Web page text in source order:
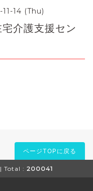
14 (Thu)
介護支援セン
ページTOPに戻る
| Total : 200041